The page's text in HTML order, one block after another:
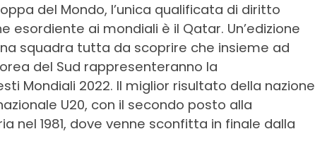
del Mondo, l’unica qualificata di diritto
esordiente ai mondiali è il Qatar. Un’edizione
squadra tutta da scoprire che insieme ad
del Sud rappresenteranno la
Mondiali 2022. Il miglior risultato della nazione
U20, con il secondo posto alla
nel 1981, dove venne sconfitta in finale dalla